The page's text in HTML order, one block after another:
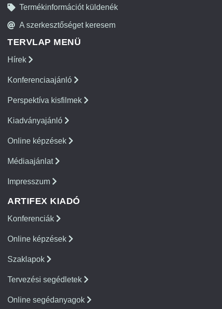
Termékinformációt küldenék
A szerkesztőséget keresem
TERVLAP MENÜ
Hírek
Konferenciaajánló
Perspektíva kisfilmek
Kiadványajánló
Online képzések
Médiaajánlat
Impresszum
ARTIFEX KIADÓ
Konferenciák
Online képzések
Szaklapok
Tervezési segédletek
Online segédanyagok